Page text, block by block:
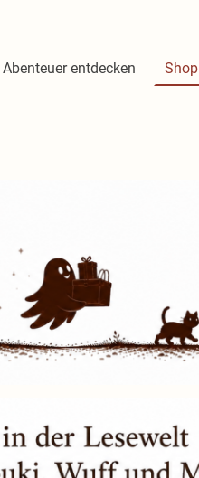
Abenteuer entdecken Shop